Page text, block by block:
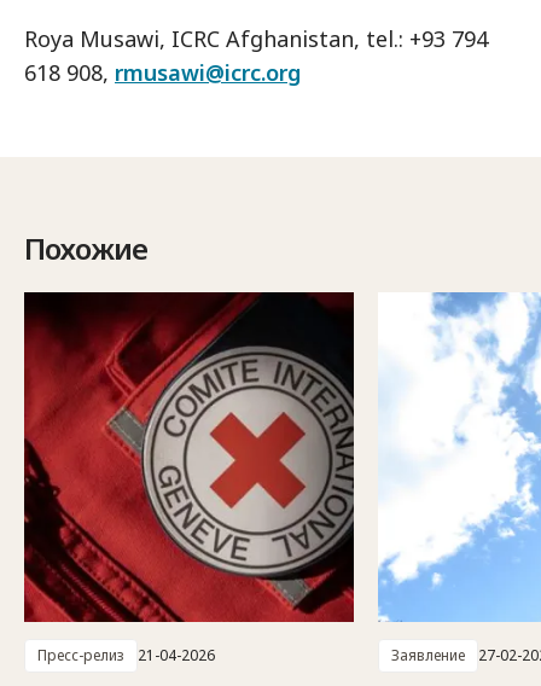
Roya Musawi, ICRC Afghanistan, tel.: +93 794
618 908, rmusawi@icrc.org
Похожие
Пресс-релиз 21-04-2026 Заявление 27-02-